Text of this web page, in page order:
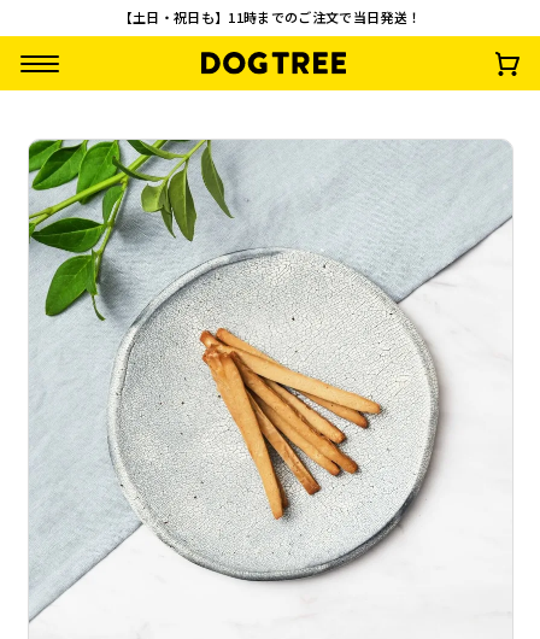
【土日・祝日も】11時までのご注文で当日発送！
やわらか乳酸菌ステ
ィック 鹿肉
(税込)
一口角切り 鶏レバ
ー
¥792 (税込)
やわらか乳酸菌ステ
ィック ささみ
¥990 (税込)
やわらか乳酸菌ス
ィック 鮭
¥990